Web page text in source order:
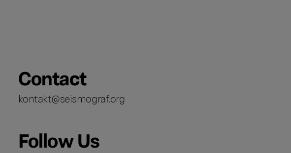
Contact
kontakt@seismograf.org
Follow Us